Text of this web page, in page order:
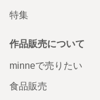
特集
作品販売について
minneで売りたい
食品販売